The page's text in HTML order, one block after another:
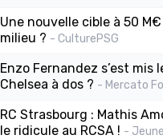
Une nouvelle cible à 50 M€
milieu ? - CulturePSG
Enzo Fernandez s’est mis
Chelsea à dos ? - Mercato
RC Strasbourg : Mathis
le ridicule au RCSA ! -